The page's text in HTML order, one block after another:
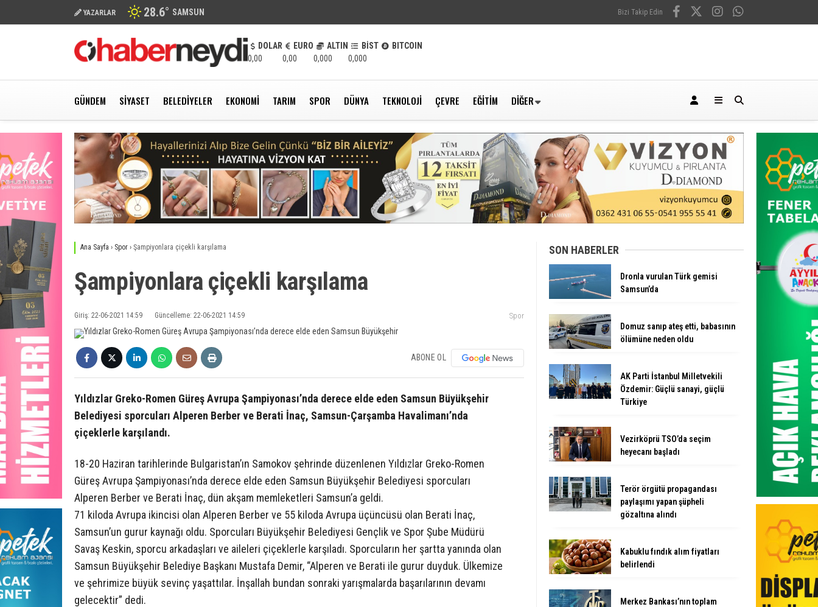
YAZARLAR 28.6° SAMSUN Bizi Takip Edin
DOLAR
0,00
EURO
0,00
ALTIN
0,000
BİST
0,000
BITCOIN
GÜNDEM SIYASET BELEDIYELER EKONOMI TARIM SPOR DÜNYA TEKNOLOJI ÇEVRE EĞITIM DIĞER
Ana Sayfa › Spor › Şampiyonlara çiçekli karşılama
Şampiyonlara çiçekli karşılama
Giriş: 22-06-2021 14:59 Güncelleme: 22-06-2021 14:59 Spor
ABONE OL
Yıldızlar Greko-Romen Güreş Avrupa Şampiyonası’nda derece elde eden Samsun Büyükşehir
Belediyesi sporcuları Alperen Berber ve Berati İnaç, Samsun-Çarşamba Havalimanı’nda
çiçeklerle karşılandı.
18-20 Haziran tarihlerinde Bulgaristan’ın Samokov şehrinde düzenlenen Yıldızlar Greko-Romen
Güreş Avrupa Şampiyonası’nda derece elde eden Samsun Büyükşehir Belediyesi sporcuları
Alperen Berber ve Berati İnaç, dün akşam memleketleri Samsun’a geldi.
71 kiloda Avrupa ikincisi olan Alperen Berber ve 55 kiloda Avrupa üçüncüsü olan Berati İnaç,
Samsun’un gurur kaynağı oldu. Sporcuları Büyükşehir Belediyesi Gençlik ve Spor Şube Müdürü
Savaş Keskin, sporcu arkadaşları ve aileleri çiçeklerle karşıladı. Sporcuların her şartta yanında olan
Samsun Büyükşehir Belediye Başkanı Mustafa Demir, “Alperen ve Berati ile gurur duyduk. Ülkemize
ve şehrimize büyük sevinç yaşattılar. İnşallah bundan sonraki yarışmalarda başarılarının devamı
gelecektir” dedi.
SON HABERLER
Dronla vurulan Türk gemisi
Samsun’da
Domuz sanıp ateş etti, babasının
ölümüne neden oldu
AK Parti İstanbul Milletvekili
Özdemir: Güçlü sanayi, güçlü
Türkiye
Vezirköprü TSO’da seçim
heyecanı başladı
Terör örgütü propagandası
paylaşımı yapan şüpheli
gözaltına alındı
Kabuklu fındık alım fiyatları
belirlendi
Merkez Bankası’nın toplam